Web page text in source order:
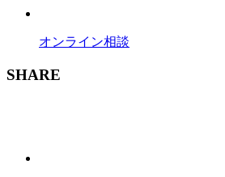
オンライン相談
SHARE